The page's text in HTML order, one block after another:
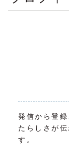
発信から登
たらしさが
す。